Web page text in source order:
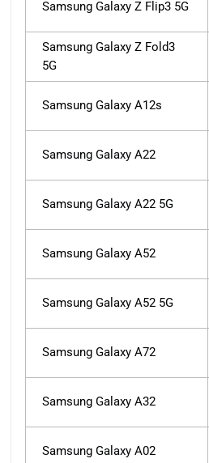
Samsung Galaxy Z Flip3 5G
Samsung Galaxy Z Fold3
5G
Samsung Galaxy A12s
Samsung Galaxy A22
Samsung Galaxy A22 5G
Samsung Galaxy A52
Samsung Galaxy A52 5G
Samsung Galaxy A72
Samsung Galaxy A32
Samsung Galaxy A02